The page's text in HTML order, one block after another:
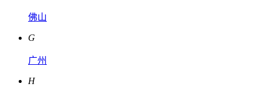
佛山
G
广州
H